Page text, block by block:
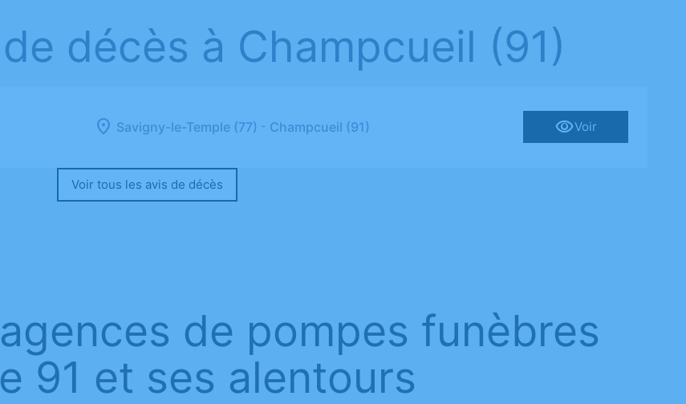
décès à Champcueil (91)
Savigny-le-Temple (77) - Champcueil (91) Voir
Voir tous les avis de décès
de pompes funèbres
91 et ses alentours